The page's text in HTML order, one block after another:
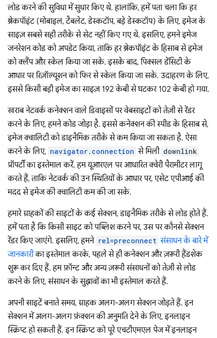
लोड करने की सुविधा में सुधार किए थे. हालांकि, हमें पता चला कि हर
ब्रेकपॉइंट (मोबाइल, टैबलेट, डेस्कटॉप, बड़े डेस्कटॉप) के लिए, इमेज के
साइज़ सबसे सही तरीके से सेट नहीं किए गए थे. इसलिए, हमने इमेज
जनरेशन कोड को अपडेट किया, ताकि हर ब्रेकपॉइंट के हिसाब से इमेज
को क्लैंप और स्केल किया जा सके. इसके बाद, पिक्सल डेंसिटी के
आधार पर रिज़ॉल्यूशन को फिर से स्केल किया जा सके. उदाहरण के लिए,
इससे किसी बड़ी इमेज का साइज़ 192 केबी से घटकर 102 केबी हो गया.
खराब नेटवर्क कनेक्शन वाले डिवाइसों पर वेबसाइटों को तेज़ी से रेंडर
करने के लिए, हमने कोड जोड़ा है. इससे कनेक्शन की स्पीड के हिसाब से,
इमेज क्वालिटी को डाइनैमिक तरीके से कम किया जा सकता है. ऐसा
करने के लिए, navigator.connection से मिली downlink
प्रॉपर्टी का इस्तेमाल करें. हम यूआरएल पर आधारित क्वेरी पैरामीटर लागू
करते हैं, ताकि नेटवर्क की उन स्थितियों के आधार पर, एसेट एपीआई की
मदद से इमेज की क्वालिटी कम की जा सके.
हमारे ग्राहकों की साइटों के कई सेक्शन, डाइनैमिक तरीके से लोड होते हैं.
हमें पता है कि किसी साइट को पब्लिश करने पर, उस पर कौनसे सेक्शन
रेंडर किए जाएंगे. इसलिए, हमने rel=preconnect संसाधन के बारे में
जानकारीका इस्तेमाल करके, पहले से ही कनेक्शन और ज़रूरी हैंडशेक
शुरू कर दिए हैं. हम फ़ॉन्ट और अन्य ज़रूरी संसाधनों को तेज़ी से लोड
करने के लिए, संसाधन के सुझावों का भी इस्तेमाल करते हैं.
अपनी साइटें बनाते समय, ग्राहक अलग-अलग सेक्शन जोड़ते हैं. इन
सेक्शन में अलग-अलग फ़ंक्शन की अनुमति देने के लिए, इनलाइन
स्क्रिप्ट हो सकती हैं. इन स्क्रिप्ट को पूरे एचटीएमएल पेज में इनलाइन